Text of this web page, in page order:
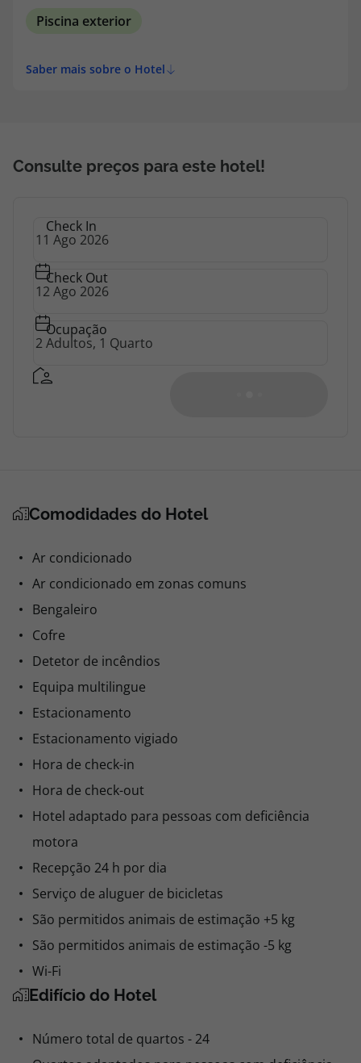
Piscina exterior
Saber mais sobre o Hotel
Consulte preços para este hotel!
Check In
Check Out
Ocupação
Comodidades do Hotel
Ar condicionado
Ar condicionado em zonas comuns
Bengaleiro
Cofre
Detetor de incêndios
Equipa multilingue
Estacionamento
Estacionamento vigiado
Hora de check-in
Hora de check-out
Hotel adaptado para pessoas com deficiência
motora
Recepção 24 h por dia
Serviço de aluguer de bicicletas
São permitidos animais de estimação +5 kg
São permitidos animais de estimação -5 kg
Wi-Fi
Edifício do Hotel
Número total de quartos - 24